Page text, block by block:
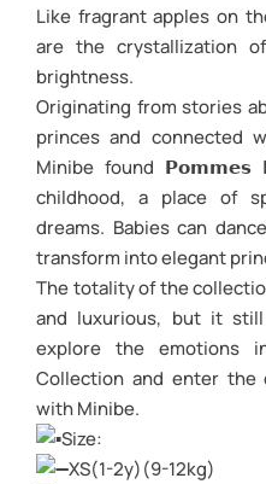
Like fragrant apples on
are the crystallization
brightness.
Originating from stories
princes and connected
Minibe found 𝗣𝗼𝗺𝗺𝗲𝘀
childhood, a place of
dreams. Babies can
transform into elegant
The totality of the
and luxurious, but it
explore the
Collection and enter the
with Minibe.
Size:
XS(1-2y)(9-12kg)